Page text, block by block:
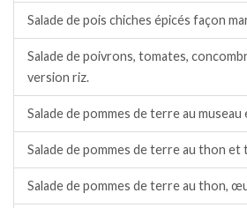
Salade de pois chiches épicés façon
Salade de poivrons, tomates,
version riz.
Salade de pommes de terre au museau
Salade de pommes de terre au thon et
Salade de pommes de terre au thon,